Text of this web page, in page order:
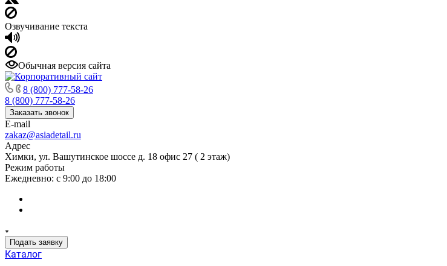
Озвучивание текста
Обычная версия сайта
8 (800) 777-58-26
8 (800) 777-58-26
Заказать звонок
E-mail
zakaz@asiadetail.ru
Адрес
Химки, ул. Вашутинское шоссе д. 18 офис 27 ( 2 этаж)
Режим работы
Ежедневно: с 9:00 до 18:00
Подать заявку
Каталог